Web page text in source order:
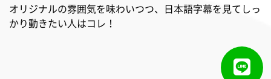
オリジナルの雰囲気を味わいつつ、日本語字幕を見てしっ
かり動きたい人はコレ！